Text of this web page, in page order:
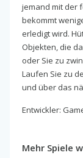
jemand mit der
bekommt
erledigt wird.
Objekten, die
oder Sie zu
Laufen Sie zu
und über das
Entwickler:
Mehr Spiele